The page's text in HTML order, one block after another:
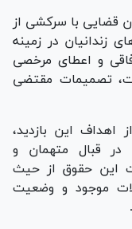
قضایی با سرکشی از
زندانیان در زمینه
ارفاقی و اعطای مرخصی
تصمیمات مقتضی
اهداف این بازدید،
قبال متهمان و
این حقوق از حیث
موجود و وضعیت